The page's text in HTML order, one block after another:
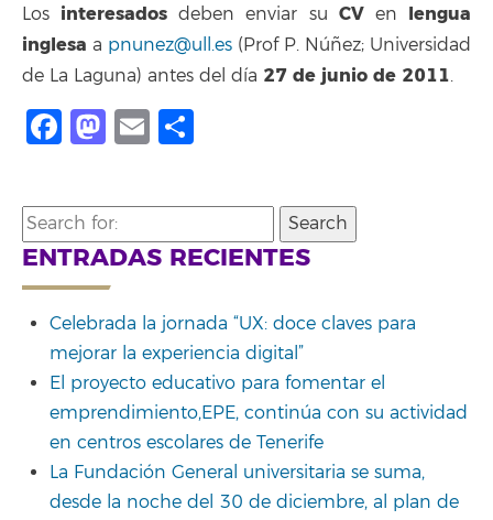
Los interesados deben enviar su CV en lengua
inglesa a pnunez@ull.es (Prof P. Núñez; Universidad
de La Laguna) antes del día 27 de junio de 2011.
Facebook
Mastodon
Email
Search
for:
ENTRADAS RECIENTES
Celebrada la jornada “UX: doce claves para
mejorar la experiencia digital”
El proyecto educativo para fomentar el
emprendimiento,EPE, continúa con su actividad
en centros escolares de Tenerife
La Fundación General universitaria se suma,
desde la noche del 30 de diciembre, al plan de